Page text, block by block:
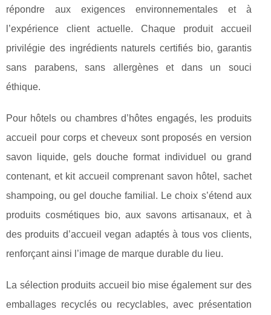
répondre aux exigences environnementales et à
l’expérience client actuelle. Chaque produit accueil
privilégie des ingrédients naturels certifiés bio, garantis
sans parabens, sans allergènes et dans un souci
éthique.
Pour hôtels ou chambres d’hôtes engagés, les produits
accueil pour corps et cheveux sont proposés en version
savon liquide, gels douche format individuel ou grand
contenant, et kit accueil comprenant savon hôtel, sachet
shampoing, ou gel douche familial. Le choix s’étend aux
produits cosmétiques bio, aux savons artisanaux, et à
des produits d’accueil vegan adaptés à tous vos clients,
renforçant ainsi l’image de marque durable du lieu.
La sélection produits accueil bio mise également sur des
emballages recyclés ou recyclables, avec présentation